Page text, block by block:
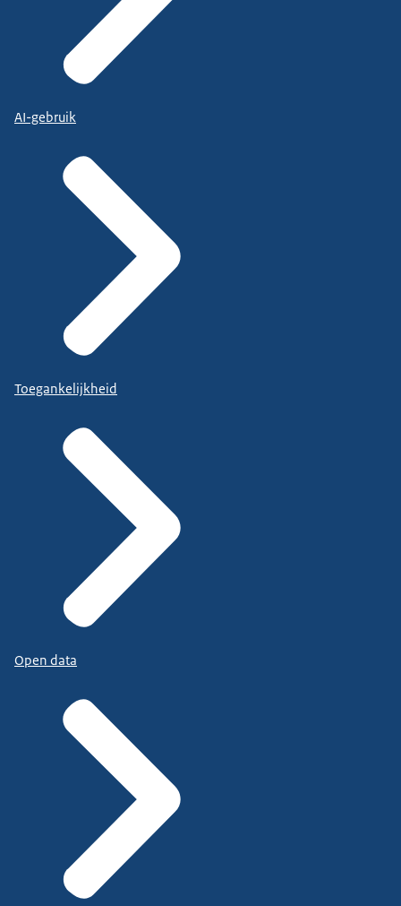
AI-gebruik
Toegankelijkheid
Open data